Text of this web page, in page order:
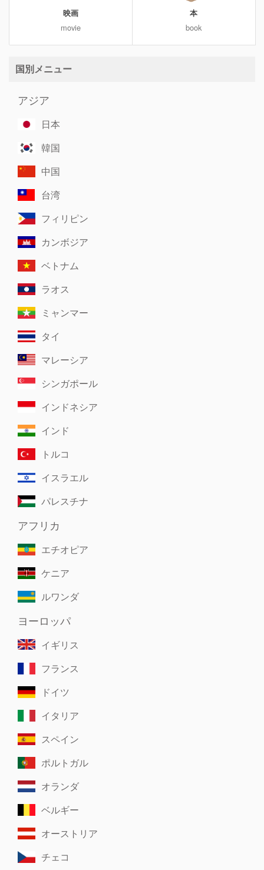
映画
movie
本
book
国別メニュー
アジア
日本
韓国
中国
台湾
フィリピン
カンボジア
ベトナム
ラオス
ミャンマー
タイ
マレーシア
シンガポール
インドネシア
インド
トルコ
イスラエル
パレスチナ
アフリカ
エチオピア
ケニア
ルワンダ
ヨーロッパ
イギリス
フランス
ドイツ
イタリア
スペイン
ポルトガル
オランダ
ベルギー
オーストリア
チェコ